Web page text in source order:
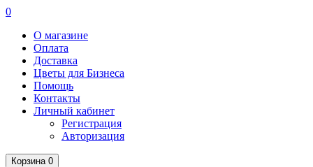
0
О магазине
Оплата
Доставка
Цветы для Бизнеса
Помощь
Контакты
Личный кабинет
Регистрация
Авторизация
Корзина 0